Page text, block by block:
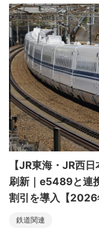
【JR東海・JR西
刷新｜e5489と連
割引を導入【2026
鉄道関連